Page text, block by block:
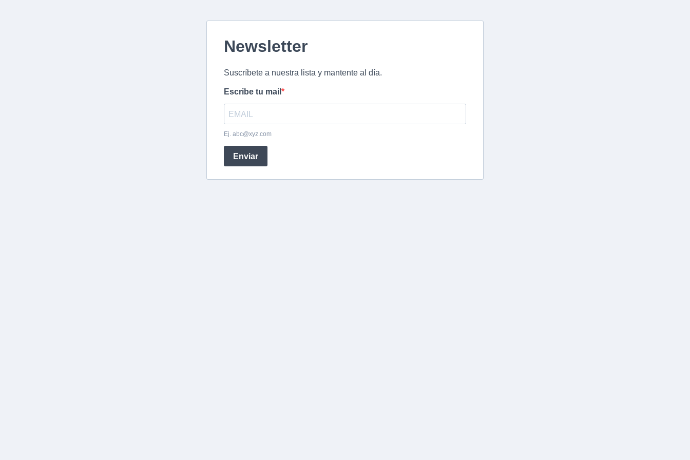
Newsletter
Suscríbete a nuestra lista y mantente al día.
Escribe tu mail
Ej. abc@xyz.com
Enviar